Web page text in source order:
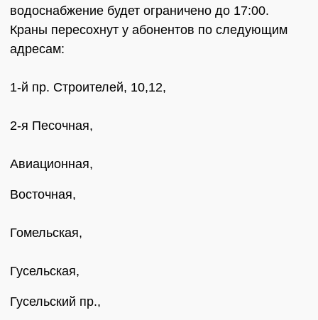
водоснабжение будет ограничено до 17:00.
Краны пересохнут у абонентов по следующим
адресам:
1-й пр. Строителей, 10,12,
2-я Песочная,
Авиационная,
Восточная,
Гомельская,
Гусельская,
Гусельский пр.,